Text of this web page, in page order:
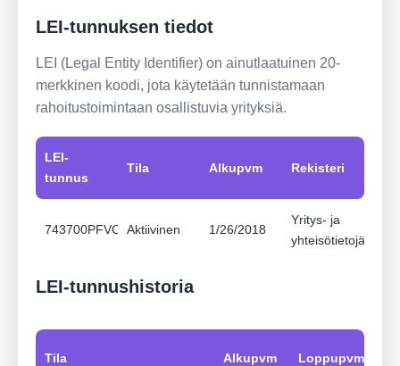
LEI-tunnuksen tiedot
LEI (Legal Entity Identifier) on ainutlaatuinen 20-
merkkinen koodi, jota käytetään tunnistamaan
rahoitustoimintaan osallistuvia yrityksiä.
LEI-
tunnus
Tila Alkupvm Rekisteri
743700PFVO3XKE9JOR41
Aktiivinen 1/26/2018
Yritys- ja
LEI-tunnushistoria
Tila Alkupvm Loppupvm